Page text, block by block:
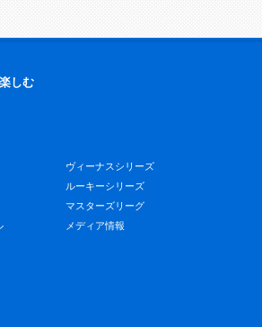
しむ
ヴィーナスシリーズ
ルーキーシリーズ
マスターズリーグ
メディア情報